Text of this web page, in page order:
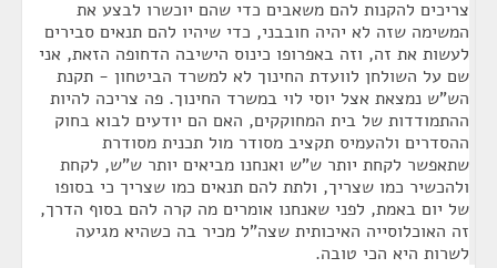
צריכים להקנות להם משאבים כדי שהם יוכשרו לבצע את
המשימה שזה לא יהיה חובבני, כדי שיהיו להם תנאים סבירים
לעשות את זה, וזה באפרופו כינוס הישיבה הדחופה הזאת, אני
שם על השולחן לוועדת החינוך לא למשרד הביטחון - תקנת
הש"ש נמצאת אצל יוסי לוי במשרד החינוך. פה צריכה להיות
ההתמודדות של בית המחוקקים, האם הם יודעים לבוא בחוק
ההסדרים ולהעמיס תקציב מסודר מול תכנית מסודרת
שתאפשר לקחת יותר ש"ש ואנחנו מביאים יותר ש"ש, לקחת
ולהכשיר כמו שצריך, ולתת להם תנאים כמו שצריך כי בסופו
של יום באמת, לפני שאנחנו אומרים מה קרה להם בסוף הדרך,
זה האוכלוסייה האיכותית שצה"ל מכיר בה כשהיא מגיעה
לשרות היא הכי טובה.